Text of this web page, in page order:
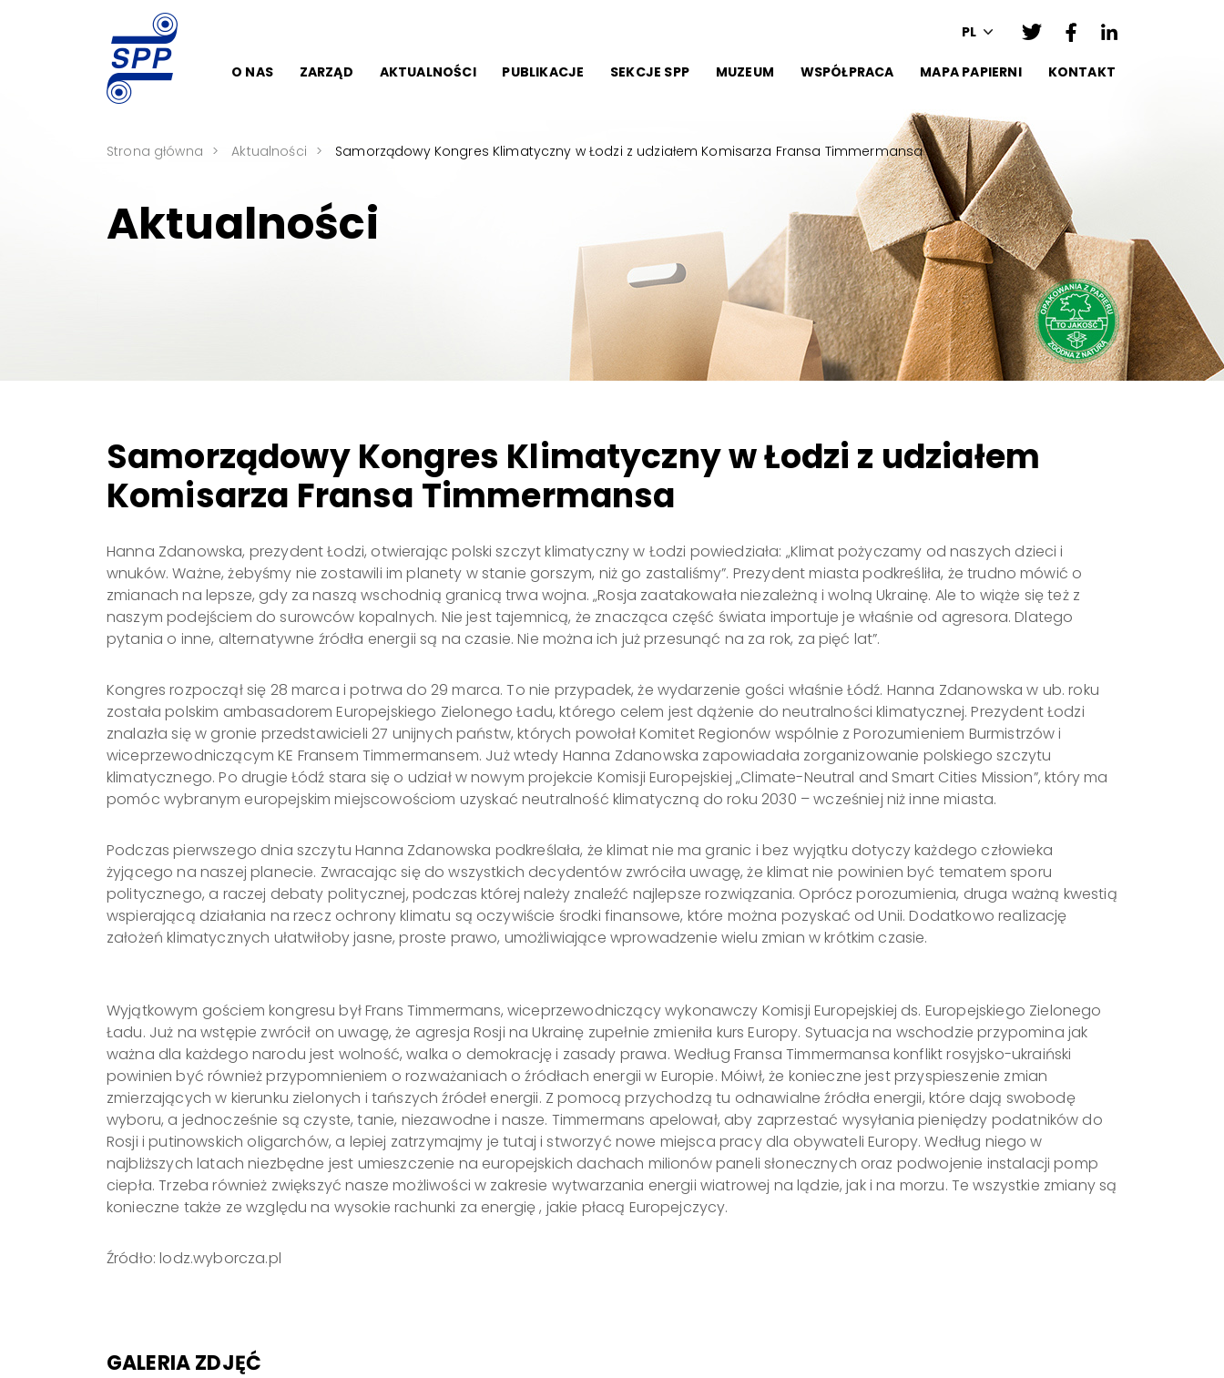
PL
O NAS ZARZĄD AKTUALNOŚCI PUBLIKACJE SEKCJE SPP MUZEUM WSPÓŁPRACA MAPA PAPIERNI KONTAKT
Strona główna Aktualności Samorządowy Kongres Klimatyczny w Łodzi z udziałem Komisarza Fransa Timmermansa
Aktualności
Samorządowy Kongres Klimatyczny w Łodzi z udziałem
Komisarza Fransa Timmermansa
Hanna Zdanowska, prezydent Łodzi, otwierając polski szczyt klimatyczny w Łodzi powiedziała: „Klimat pożyczamy od naszych dzieci i
wnuków. Ważne, żebyśmy nie zostawili im planety w stanie gorszym, niż go zastaliśmy”. Prezydent miasta podkreśliła, że trudno mówić o
zmianach na lepsze, gdy za naszą wschodnią granicą trwa wojna. „Rosja zaatakowała niezależną i wolną Ukrainę. Ale to wiąże się też z
naszym podejściem do surowców kopalnych. Nie jest tajemnicą, że znacząca część świata importuje je właśnie od agresora. Dlatego
pytania o inne, alternatywne źródła energii są na czasie. Nie można ich już przesunąć na za rok, za pięć lat”.
Kongres rozpoczął się 28 marca i potrwa do 29 marca. To nie przypadek, że wydarzenie gości właśnie Łódź. Hanna Zdanowska w ub. roku
została polskim ambasadorem Europejskiego Zielonego Ładu, którego celem jest dążenie do neutralności klimatycznej. Prezydent Łodzi
znalazła się w gronie przedstawicieli 27 unijnych państw, których powołał Komitet Regionów wspólnie z Porozumieniem Burmistrzów i
wiceprzewodniczącym KE Fransem Timmermansem. Już wtedy Hanna Zdanowska zapowiadała zorganizowanie polskiego szczytu
klimatycznego. Po drugie Łódź stara się o udział w nowym projekcie Komisji Europejskiej „Climate-Neutral and Smart Cities Mission”, który ma
pomóc wybranym europejskim miejscowościom uzyskać neutralność klimatyczną do roku 2030 – wcześniej niż inne miasta.
Podczas pierwszego dnia szczytu Hanna Zdanowska podkreślała, że klimat nie ma granic i bez wyjątku dotyczy każdego człowieka
żyjącego na naszej planecie. Zwracając się do wszystkich decydentów zwróciła uwagę, że klimat nie powinien być tematem sporu
politycznego, a raczej debaty politycznej, podczas której należy znaleźć najlepsze rozwiązania. Oprócz porozumienia, druga ważną kwestią
wspierającą działania na rzecz ochrony klimatu są oczywiście środki finansowe, które można pozyskać od Unii. Dodatkowo realizację
założeń klimatycznych ułatwiłoby jasne, proste prawo, umożliwiające wprowadzenie wielu zmian w krótkim czasie.
Wyjątkowym gościem kongresu był Frans Timmermans, wiceprzewodniczący wykonawczy Komisji Europejskiej ds. Europejskiego Zielonego
Ładu. Już na wstępie zwrócił on uwagę, że agresja Rosji na Ukrainę zupełnie zmieniła kurs Europy. Sytuacja na wschodzie przypomina jak
ważna dla każdego narodu jest wolność, walka o demokrację i zasady prawa. Według Fransa Timmermansa konflikt rosyjsko-ukraiński
powinien być również przypomnieniem o rozważaniach o źródłach energii w Europie. Móiwł, że konieczne jest przyspieszenie zmian
zmierzających w kierunku zielonych i tańszych źródeł energii. Z pomocą przychodzą tu odnawialne źródła energii, które dają swobodę
wyboru, a jednocześnie są czyste, tanie, niezawodne i nasze. Timmermans apelował, aby zaprzestać wysyłania pieniędzy podatników do
Rosji i putinowskich oligarchów, a lepiej zatrzymajmy je tutaj i stworzyć nowe miejsca pracy dla obywateli Europy. Według niego w
najbliższych latach niezbędne jest umieszczenie na europejskich dachach milionów paneli słonecznych oraz podwojenie instalacji pomp
ciepła. Trzeba również zwiększyć nasze możliwości w zakresie wytwarzania energii wiatrowej na lądzie, jak i na morzu. Te wszystkie zmiany są
konieczne także ze względu na wysokie rachunki za energię , jakie płacą Europejczycy.
Źródło: lodz.wyborcza.pl
GALERIA ZDJĘĆ